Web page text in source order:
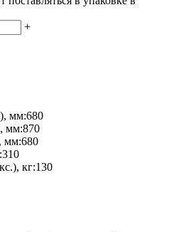
+
мм:680
мм:870
мм:680
кг:130